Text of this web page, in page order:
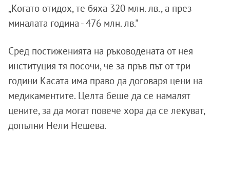
„Когато отидох, те бяха 320 млн. лв., а през
миналата година - 476 млн. лв."
Сред постиженията на ръководената от нея
институция тя посочи, че за пръв път от три
години Касата има право да договаря цени на
медикаментите. Целта беше да се намалят
цените, за да могат повече хора да се лекуват,
допълни Нели Нешева.